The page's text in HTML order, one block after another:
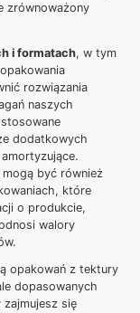
zrównoważony
i formatach, w tym
rozwiązania
naszych
dodatkowych
być również
które
o produkcie,
walory
opakowań z tektury
dopasowanych
się